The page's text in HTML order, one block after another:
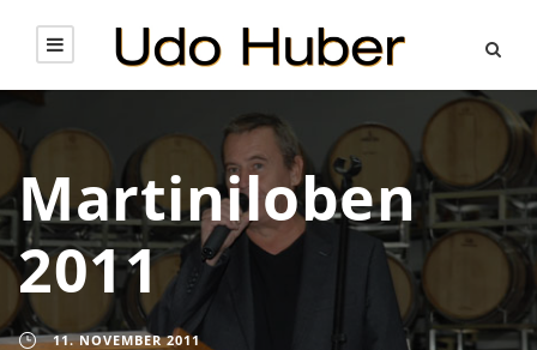
Martiniloben
2011
11. NOVEMBER 2011